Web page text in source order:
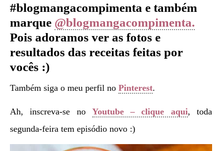
#blogmangacompimenta e também
marque @blogmangacompimenta.
Pois adoramos ver as fotos e
resultados das receitas feitas por
vocês :)
Também siga o meu perfil no Pinterest.
Ah, inscreva-se no Youtube – clique aqui, toda
segunda-feira tem episódio novo :)